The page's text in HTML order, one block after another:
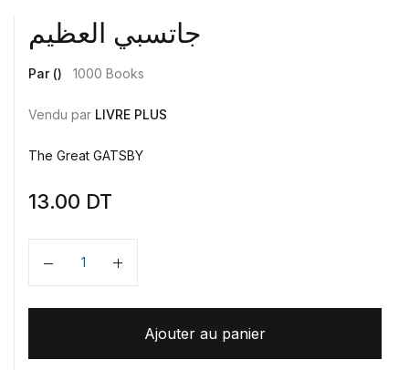
جاتسبي العظيم
Par () 1000 Books
Vendu par LIVRE PLUS
The Great GATSBY
13.00 DT
Quantité
Ajouter au panier